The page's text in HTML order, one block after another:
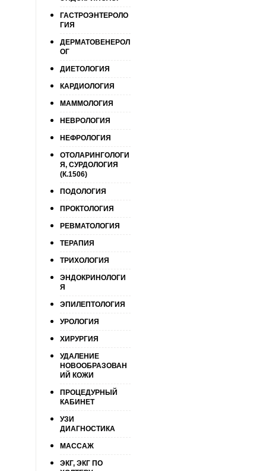
ГАСТРОЭНТЕРОЛО
ГИЯ
ДЕРМАТОВЕНЕРОЛ
ОГ
ДИЕТОЛОГИЯ
КАРДИОЛОГИЯ
МАММОЛОГИЯ
НЕВРОЛОГИЯ
НЕФРОЛОГИЯ
ОТОЛАРИНГОЛОГИ
Я, СУРДОЛОГИЯ
(К.1506)
ПОДОЛОГИЯ
ПРОКТОЛОГИЯ
РЕВМАТОЛОГИЯ
ТЕРАПИЯ
ТРИХОЛОГИЯ
ЭНДОКРИНОЛОГИ
Я
ЭПИЛЕПТОЛОГИЯ
УРОЛОГИЯ
ХИРУРГИЯ
УДАЛЕНИЕ
НОВООБРАЗОВАН
ИЙ КОЖИ
ПРОЦЕДУРНЫЙ
КАБИНЕТ
УЗИ
ДИАГНОСТИКА
МАССАЖ
ЭКГ, ЭКГ ПО